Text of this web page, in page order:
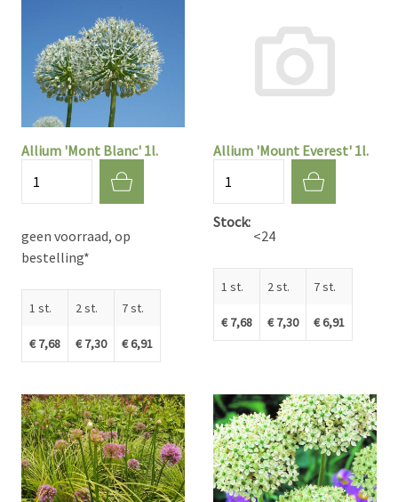
Allium 'Mont Blanc' 1l.
geen voorraad, op
bestelling*
1 st.
€ 7,68
2 st.
€ 7,30
7 st.
€ 6,91
Allium 'Mount Everest' 1l.
Stock
<24
1 st.
€ 7,68
2 st.
€ 7,30
7 st.
€ 6,91